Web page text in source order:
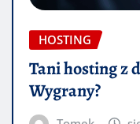
HOSTING
Tani hosting z
Wygrany?